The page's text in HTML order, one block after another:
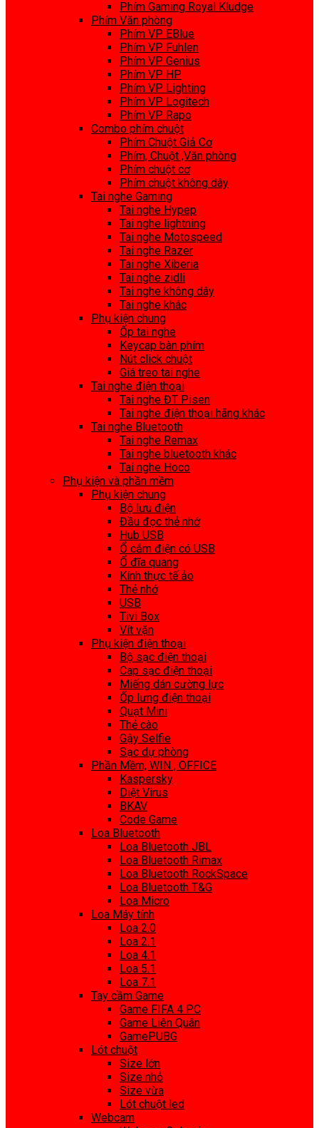
Phím Gaming Royal Kludge
Phím Văn phòng
Phím VP EBlue
Phím VP Fuhlen
Phím VP Genius
Phím VP HP
Phím VP Lighting
Phím VP Logitech
Phím VP Rapo
Combo phím chuột
Phím Chuột Giả Cơ
Phím, Chuột ,Văn phòng
Phím chuột cơ
Phím chuột không dây
Tai nghe Gaming
Tai nghe Hypep
Tai nghe lightning
Tai nghe Motospeed
Tai nghe Razer
Tai nghe Xiberia
Tai nghe zidli
Tai nghe không dây
Tai nghe khác
Phụ kiện chung
Ốp tai nghe
Keycap bàn phím
Nút click chuột
Giá treo tai nghe
Tai nghe điện thoại
Tai nghe ĐT Pisen
Tai nghe điện thoại hãng khác
Tai nghe Bluetooth
Tai nghe Remax
Tai nghe bluetooth khác
Tai nghe Hoco
Phụ kiện và phần mềm
Phụ kiện chung
Bộ lưu điện
Đầu đọc thẻ nhớ
Hub USB
Ổ cắm điện có USB
Ổ đĩa quang
Kính thực tế ảo
Thẻ nhớ
USB
Tivi Box
Vít vặn
Phụ kiện điện thoại
Bộ sạc điện thoại
Cap sạc điện thoại
Miếng dán cường lực
Ốp lưng điện thoại
Quạt Mini
Thẻ cào
Gậy Selfie
Sạc dự phòng
Phần Mềm, WIN , OFFICE
Kaspersky
Diệt Virus
BKAV
Code Game
Loa Bluetooth
Loa Bluetooth JBL
Loa Bluetooth Rimax
Loa Bluetooth RockSpace
Loa Bluetooth T&G
Loa Micro
Loa Máy tính
Loa 2.0
Loa 2.1
Loa 4.1
Loa 5.1
Loa 7.1
Tay cầm Game
Game FIFA 4 PC
Game Liên Quân
GamePUBG
Lót chuột
Size lớn
Size nhỏ
Size vừa
Lót chuột led
Webcam